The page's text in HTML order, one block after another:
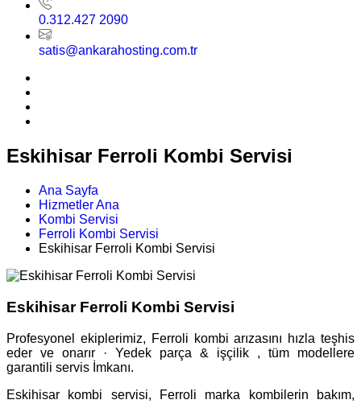
0.312.427 2090
satis@ankarahosting.com.tr
Eskihisar Ferroli Kombi Servisi
Ana Sayfa
Hizmetler Ana
Kombi Servisi
Ferroli Kombi Servisi
Eskihisar Ferroli Kombi Servisi
Eskihisar Ferroli Kombi Servisi
Profesyonel ekiplerimiz, Ferroli kombi arızasını hızla teşhis
eder ve onarır · Yedek parça & işçilik , tüm modellere
garantili servis İmkanı.
Eskihisar kombi servisi, Ferroli marka kombilerin bakım,